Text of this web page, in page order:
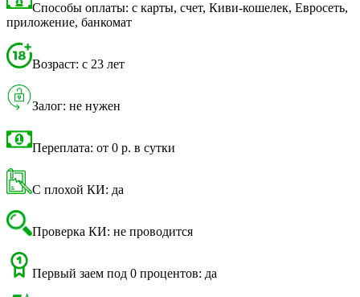
Способы оплаты: с карты, счет, Киви-кошелек, Евросеть,
приложение, банкомат
Возраст: с 23 лет
Залог: не нужен
Переплата: от 0 р. в сутки
С плохой КИ: да
Проверка КИ: не проводится
Первый заем под 0 процентов: да